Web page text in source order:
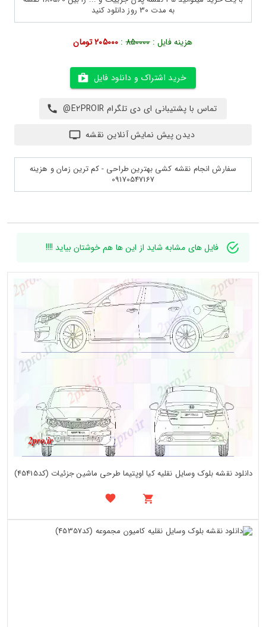
به مدت 30 روز دانلود کنید
هزینه فایل :850000
: 205000 تومان
خرید اشتراک و دانلود فایل
تماس با پشتیبانی ای دی تلگرام E2PROIR@
دیدن پیش نمایش آنلاین نقشه
سفارش انجام نقشه کشی بهترین طراحی - کم ترین زمان و هزینه
09170547167
فایل های مشابه شاید از این ها هم خوشتان بیاید !!!!
دانلود نقشه بلوک وسایل نقلیه کیا اوپتیما طرحی ماشین جزئیات (کد45415)